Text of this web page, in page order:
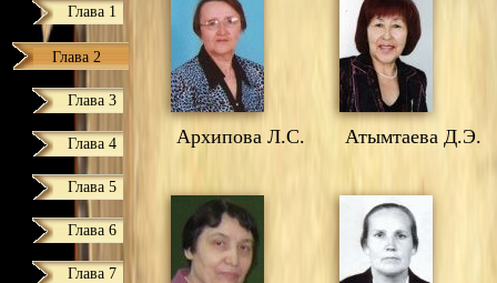
Глава 1
Глава 2
Глава 3
Глава 4
Глава 5
Глава 6
Глава 7
Архипова Л.С. Атымтаева Д.Э.